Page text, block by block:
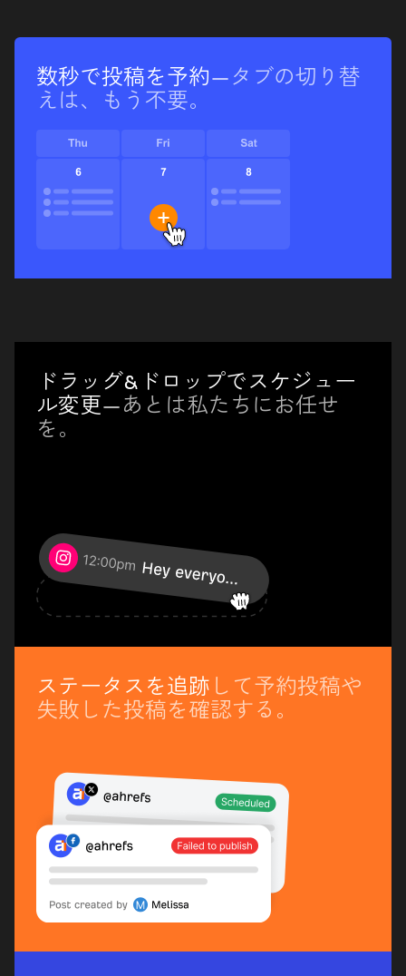
数秒で投稿を予約—タブの切り替
えは、もう不要。
ドラッグ&ドロップでスケジュー
ル変更 —あとは私たちにお任せ
を。
ステータスを追跡 して予約投稿や
失敗した投稿を確認する。